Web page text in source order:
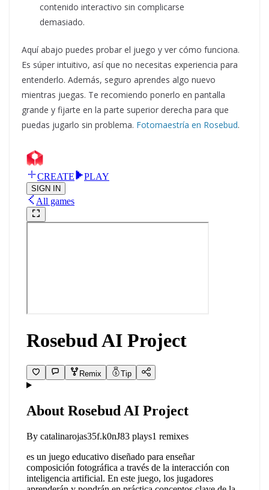
contenido interactivo sin complicarse
demasiado.
Aquí abajo puedes probar el juego y ver cómo funciona.
Es súper intuitivo, así que no necesitas experiencia para
entenderlo. Además, seguro aprendes algo nuevo
mientras juegas. Te recomiendo ponerlo en pantalla
grande y fijarte en la parte superior derecha para que
puedas jugarlo sin problema. Fotomaestría en Rosebud.